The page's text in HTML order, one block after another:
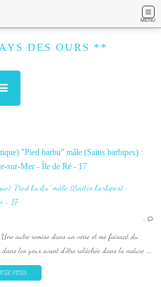
MENU
DES OURS **
"Pied barbu" mâle (Saitis barbipes) :
sur-Mer - Île de Ré - 17
…
autre remise dans un verre et me faisant du
les yeux avant d'être relâchée dans la nature ....
PLUS